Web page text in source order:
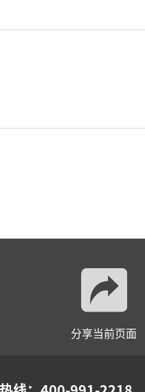
分享当前页面